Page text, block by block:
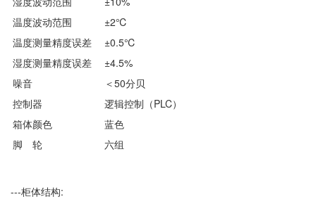
温度波动范围
±2℃
温度测量精度误差
±0.5℃
湿度测量精度误差
±4.5%
噪音
＜50分贝
控制器
逻辑控制（PLC）
箱体颜色
蓝色
脚 轮
六组
---柜体结构: